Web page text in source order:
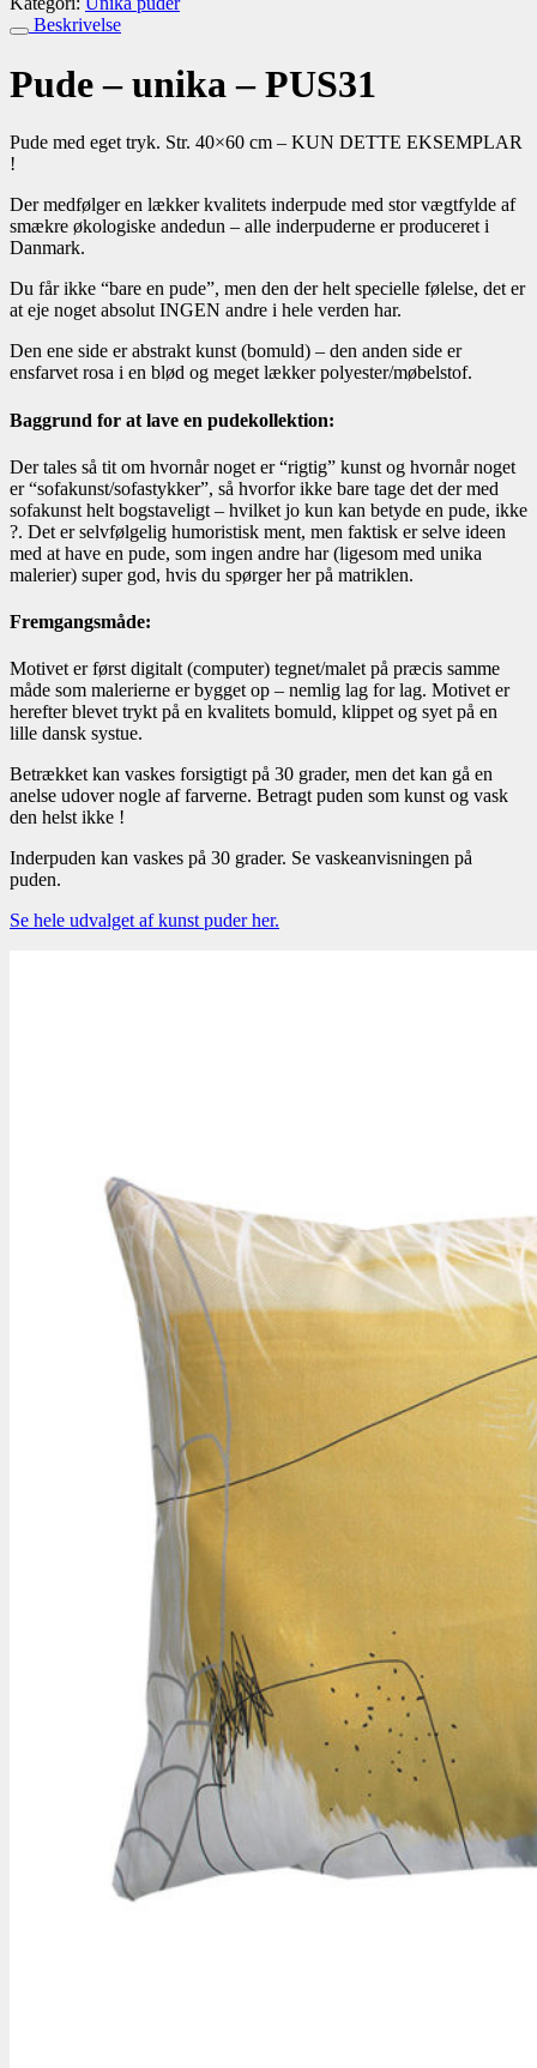
Beskrivelse
Pude – unika – PUS31
Pude med eget tryk. Str. 40×60 cm – KUN DETTE EKSEMPLAR
!
Der medfølger en lækker kvalitets inderpude med stor vægtfylde af
smækre økologiske andedun – alle inderpuderne er produceret i
Danmark.
Du får ikke “bare en pude”, men den der helt specielle følelse, det er
at eje noget absolut INGEN andre i hele verden har.
Den ene side er abstrakt kunst (bomuld) – den anden side er
ensfarvet rosa i en blød og meget lækker polyester/møbelstof.
Baggrund for at lave en pudekollektion:
Der tales så tit om hvornår noget er “rigtig” kunst og hvornår noget
er “sofakunst/sofastykker”, så hvorfor ikke bare tage det der med
sofakunst helt bogstaveligt – hvilket jo kun kan betyde en pude, ikke
?. Det er selvfølgelig humoristisk ment, men faktisk er selve ideen
med at have en pude, som ingen andre har (ligesom med unika
malerier) super god, hvis du spørger her på matriklen.
Fremgangsmåde:
Motivet er først digitalt (computer) tegnet/malet på præcis samme
måde som malerierne er bygget op – nemlig lag for lag. Motivet er
herefter blevet trykt på en kvalitets bomuld, klippet og syet på en
lille dansk systue.
Betrækket kan vaskes forsigtigt på 30 grader, men det kan gå en
anelse udover nogle af farverne. Betragt puden som kunst og vask
den helst ikke !
Inderpuden kan vaskes på 30 grader. Se vaskeanvisningen på
puden.
Se hele udvalget af kunst puder her.